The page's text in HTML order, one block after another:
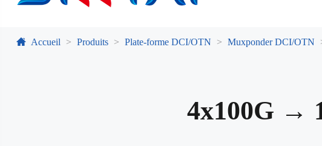
Accueil Produits Plate-forme DCI/OTN Muxponder DCI/OTN
4x100G →